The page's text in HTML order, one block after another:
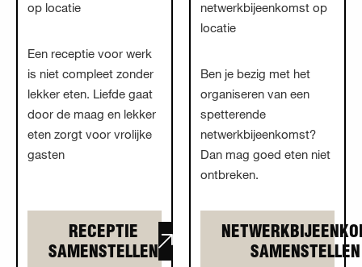
op locatie
Een receptie voor werk
is niet compleet zonder
lekker eten. Liefde gaat
door de maag en lekker
eten zorgt voor vrolijke
gasten
RECEPTIE
SAMENSTELLEN
netwerkbijeenkomst op
locatie
Ben je bezig met het
organiseren van een
spetterende
netwerkbijeenkomst?
Dan mag goed eten niet
ontbreken.
SAMENSTELLEN